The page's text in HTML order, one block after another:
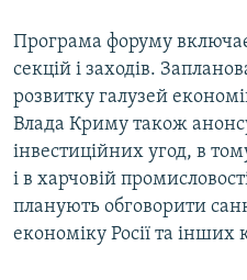
Програма форуму
секцій і заходів.
розвитку галузей
Влада Криму також
інвестиційних угод, в
і в харчовій
планують обговорити
економіку Росії та інших